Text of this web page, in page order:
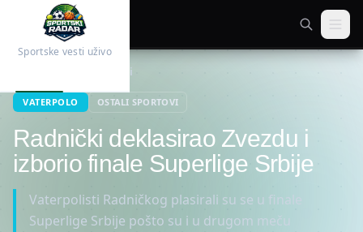
Sportske vesti uživo
Ostali sportovi
VATERPOLO OSTALI SPORTOVI
Radnički deklasirao Zvezdu i
izborio finale Superlige Srbije
Vaterpolisti Radničkog plasirali su se u finale
Superlige Srbije pošto su i u drugom meču